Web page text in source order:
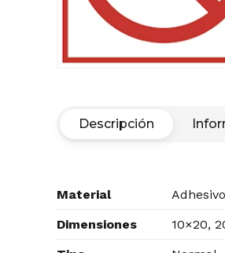
Descripción
Material
Dimensiones
10×20,